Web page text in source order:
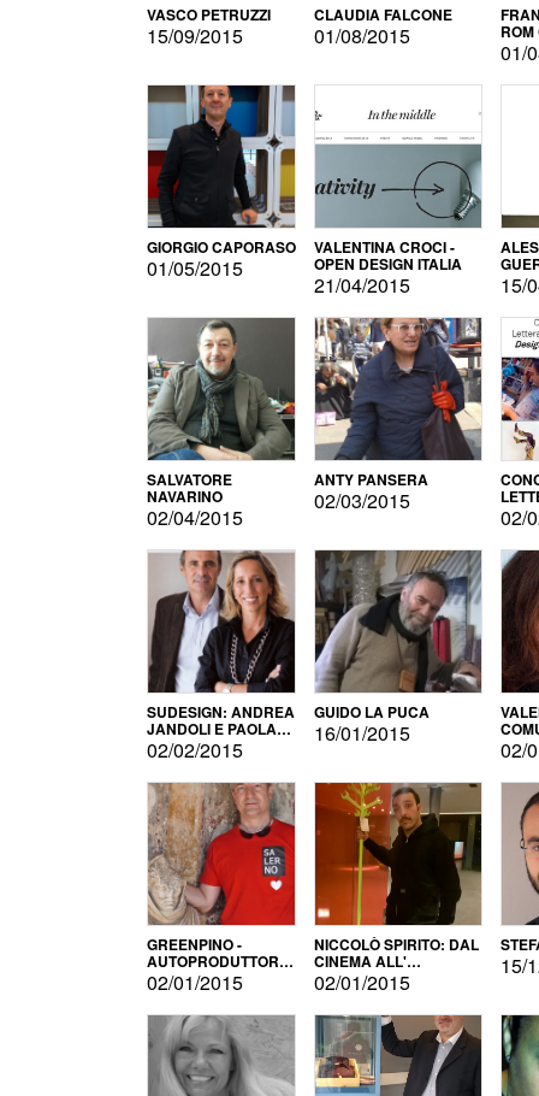
VASCO PETRUZZI
15/09/2015
CLAUDIA FALCONE
01/08/2015
01/
GIORGIO CAPORASO
01/05/2015
VALENTINA CROCI -
OPEN DESIGN ITALIA
21/04/2015 15/
SALVATORE
NAVARINO
02/04/2015
ANTY PANSERA
02/03/2015
02/
SUDESIGN: ANDREA
JANDOLI E PAOLA
PISAPIA
02/02/2015
GUIDO LA PUCA
16/01/2015
02/
GREENPINO -
AUTOPRODUTTORE
PER AMORE
02/01/2015
NICCOLÒ SPIRITO: DAL
CINEMA ALL'
AUTOPRODUZIONE
02/01/2015
15/